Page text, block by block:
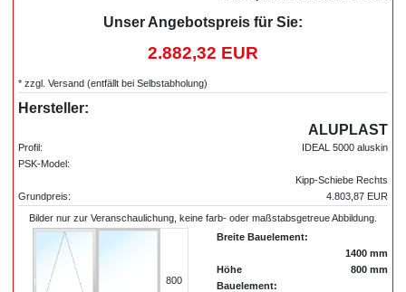
Unser Angebotspreis für Sie:
2.882,32 EUR
* zzgl. Versand (entfällt bei Selbstabholung)
Hersteller:
ALUPLAST
Profil:
IDEAL 5000 aluskin
PSK-Model:
Kipp-Schiebe Rechts
Grundpreis:
4.803,87 EUR
Bilder nur zur Veranschaulichung, keine farb- oder maßstabsgetreue Abbildung.
800
Breite Bauelement:
1400 mm
Höhe
Bauelement:
800 mm